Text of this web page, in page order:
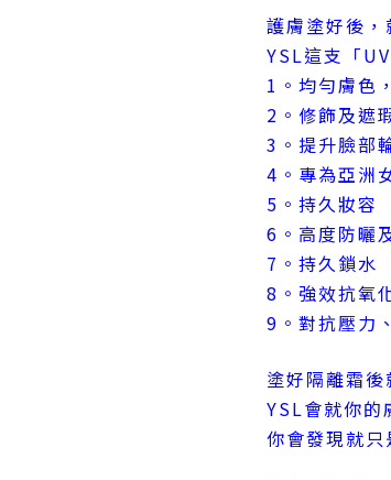
護膚塗好後
YSL這支「
1。均勻膚色
2。修飾及遮
3。提升臉部
4。專為亞洲
5。持久妝容
6。高度防曬
7。持久鎖水
8。強效抗氧
9。對抗壓力
塗好隔離霜
YSL會就你
你會發現就